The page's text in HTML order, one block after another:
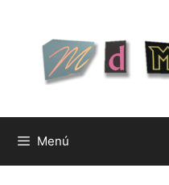
contenido
Menú